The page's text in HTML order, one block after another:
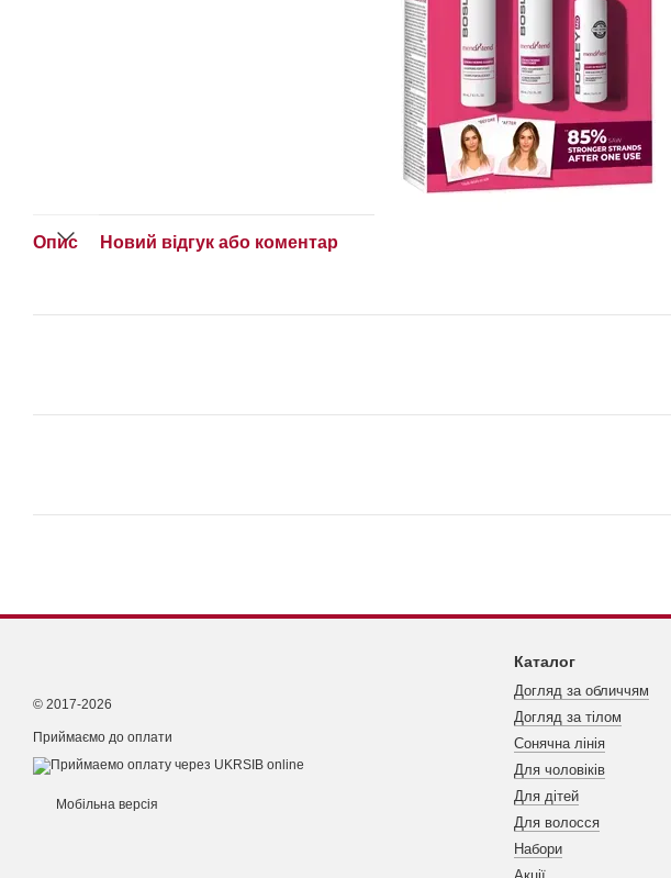
Опис Новий відгук або коментар
© 2017-2026
Приймаємо до оплати
Мобільна версія
Каталог
Догляд за обличчям
Догляд за тілом
Сонячна лінія
Для чоловіків
Для дітей
Для волосся
Набори